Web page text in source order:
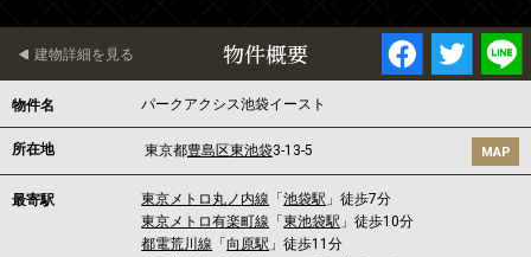
物件概要
建物詳細を見る
物件名 パークアクシス池袋イースト
所在地 東京都豊島区東池袋3-13-5 MAP
最寄駅 東京メトロ丸ノ内線 「池袋駅 」徒歩7分
東京メトロ有楽町線 「東池袋駅 」徒歩10分
都電荒川線 「向原駅 」徒歩11分